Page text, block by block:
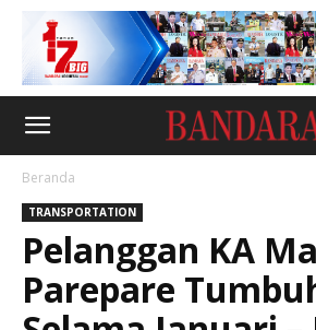
Beranda
TRANSPORTATION
Pelanggan KA
Parepare